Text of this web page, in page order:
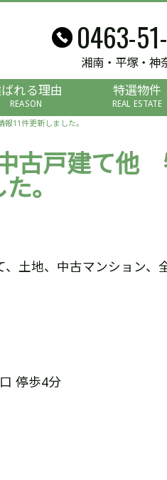
0463-
湘南・平塚・神
れる理由
REASON
特選物件
REAL ESTATE
11件更新しました。
古戸建て他
。
土地、中古マンション、
停歩4分